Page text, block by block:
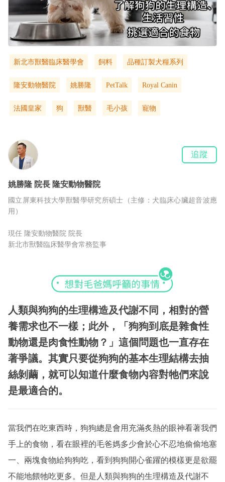
新北市獸醫臨床醫學會 飼料 品種訂製犬糧系列
隆安動物醫院 姚勝隆 PetTalk Royal Canin
法國皇家 狗 獸醫 毛小孩 寵物
姚勝隆 院長 隆安動物醫院
國立屏東科技大學獸醫學研究所碩士（主修：犬臨床心臟超音波應
用）
現任 隆安動物醫院 院長
新北市獸醫臨床醫學會常務監事
追蹤
人類與狗狗的生理構造及代謝不同，相對的營
養需求也不一樣；此外，「狗狗到底是雜食性
動物還是肉食性動物？」這個問題也一直存在
著爭議。其實只要從狗狗的基本生理結構去抽
絲剝繭，就可以知道什麼食物內容對牠們來說
是最適合的。
當我們在吃東西時，狗狗總是會用充滿炙熱的眼神看著我們
手上的食物，看在眼裡的毛爸媽多少會於心不忍地偷偷地塞
一、兩塊食物給狗狗吃，看到狗狗開心雀躍的模樣更是欲罷
不能地餵牠吃更多。但是人類與狗狗的生理構造及代謝不